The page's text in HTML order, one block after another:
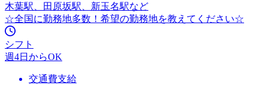
木葉駅、田原坂駅、新玉名駅など
☆全国に勤務地多数！希望の勤務地を教えてください☆
シフト
週4日からOK
交通費支給